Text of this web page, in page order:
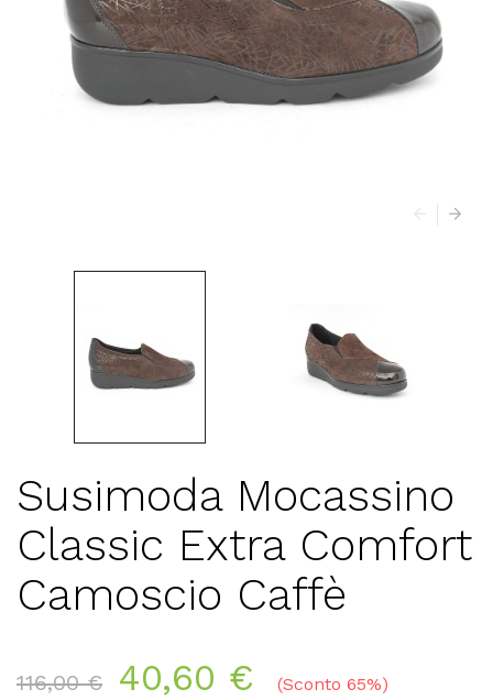
Susimoda Mocassino
Classic Extra Comfort
Camoscio Caffè
116,00 € 40,60 € Sconto 65%